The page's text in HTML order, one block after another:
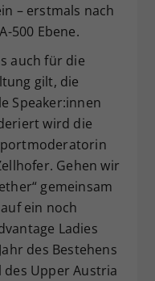
– erstmals nach
500 Ebene.
auch für die
gilt, die
Speaker:innen
wird die
Gehen wir
gemeinsam
ein noch
Ladies
des Bestehens
Upper Austria